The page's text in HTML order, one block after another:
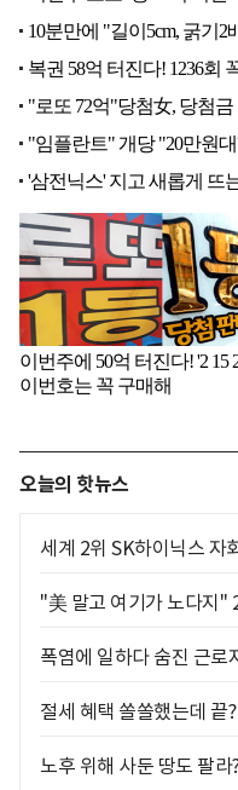
오늘의 핫뉴스
세계 2위 SK하이닉스 자
"美 말고 여기가 노다지"
폭염에 일하다 숨진 근
절세 혜택 쏠쏠했는데
노후 위해 사둔 땅도 팔